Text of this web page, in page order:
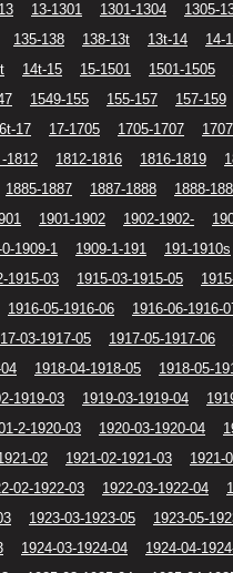
13-1301 1301-1304 1305-
135-138 138-13t 13t-14 14-
14t-15 15-1501 1501-1505
1549-155 155-157 157-159
17 17-1705 1705-1707
1812 1812-1816 1816-1819
1885-1887 1887-1888 1888-
1901-1902 1902-1902-
1909-1 1909-1-191 191-1910s
1915-03 1915-03-1915-05
1916-05-1916-06 1916-06-1916-
03-1917-05 1917-05-1917-06
1918-04-1918-05 1918-05-
1919-03 1919-03-1919-04
2-1920-03 1920-03-1920-04
02 1921-02-1921-03 1921-
02-1922-03 1922-03-1922-04
1923-03-1923-05 1923-05-
1924-03-1924-04 1924-04-